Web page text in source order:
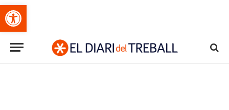
Obre la barra d'eines